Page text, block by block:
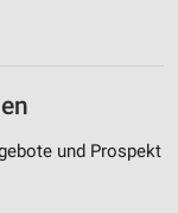
und Prospekt